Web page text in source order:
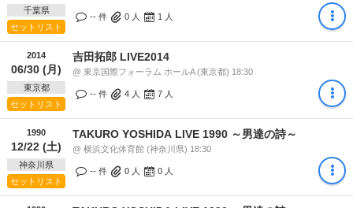
千葉県
セットリスト
-- 件 0 人 1 人
2014
06/30 (月)
東京都
セットリスト
吉田拓郎 LIVE2014
@ 東京国際フォーラム ホールA (東京都) 18:30
-- 件 4 人 7 人
1990
12/22 (土)
神奈川県
セットリスト
TAKURO YOSHIDA LIVE 1990 ～男達の詩～
@ 横浜文化体育館 (神奈川県) 18:30
-- 件 0 人 0 人